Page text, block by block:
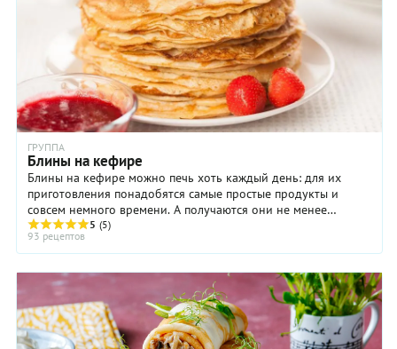
ГРУППА
Блины на кефире
Блины на кефире можно печь хоть каждый день: для их
приготовления понадобятся самые простые продукты и
совсем немного времени. А получаются они не менее
кружевные, ароматные и вкусные, чем дрожжевые ...
5 (5)
93 рецептов